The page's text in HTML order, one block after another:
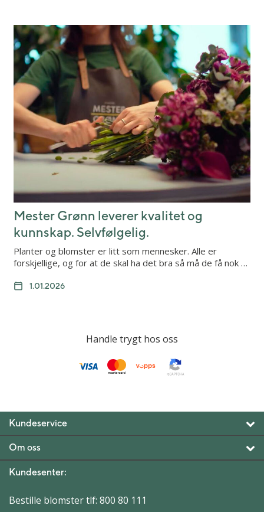
Mester Grønn leverer kvalitet og
kunnskap. Selvfølgelig.
Planter og blomster er litt som mennesker. Alle er
forskjellige, og for at de skal ha det bra så må de få nok …
1.01.2026
Handle trygt hos oss
Kundeservice
Om oss
Kundesenter:
Bestille blomster tlf: 800 80 111